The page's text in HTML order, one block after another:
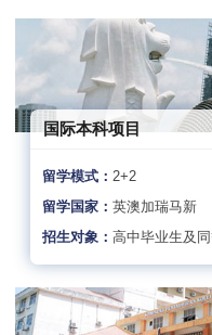
国际本科项目
留学模式：2+2
留学国家：英澳加瑞马新
招生对象：高中毕业生及